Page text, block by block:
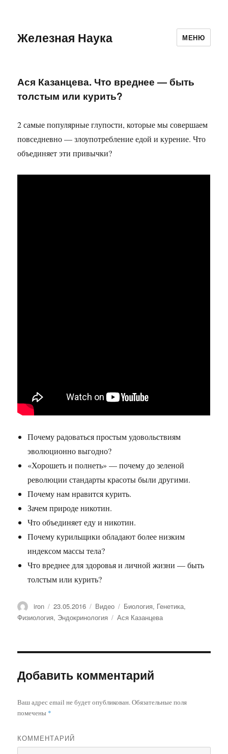
Железная Наука МЕНЮ
Ася Казанцева. Что вреднее — быть
толстым или курить?
2 самые популярные глупости, которые мы совершаем
повседневно — злоупотребление едой и курение. Что
объединяет эти привычки?
Почему радоваться простым удовольствиям
эволюционно выгодно?
«Хорошеть и полнеть» — почему до зеленой
революции стандарты красоты были другими.
Почему нам нравится курить.
Зачем природе никотин.
Что объединяет еду и никотин.
Почему курильщики обладают более низким
индексом массы тела?
Что вреднее для здоровья и личной жизни — быть
толстым или курить?
Автор
iron Опубликовано
23.05.2016 Формат
Видео Рубрики
Биология, Генетика,
Физиология, Эндокринология Метки
Ася Казанцева
Добавить комментарий
Ваш адрес email не будет опубликован.Обязательные поля
помечены *
КОММЕНТАРИЙ